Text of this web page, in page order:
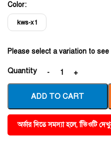
Color:
kws-x1
Please select a variation to
Quantity
ADD TO CART
অর্ডার দিতে সমস্যা হলে, ভিিওটি